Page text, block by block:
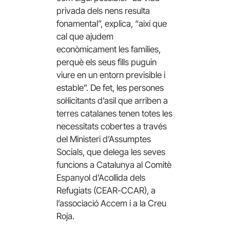
privada dels nens resulta
fonamental”, explica, “així que
cal que ajudem
econòmicament les famílies,
perquè els seus fills puguin
viure en un entorn previsible i
estable”. De fet, les persones
sol·licitants d’asil que arriben a
terres catalanes tenen totes les
necessitats cobertes a través
del Ministeri d’Assumptes
Socials, que delega les seves
funcions a Catalunya al Comitè
Espanyol d’Acollida dels
Refugiats (CEAR-CCAR), a
l’associació Accem i a la Creu
Roja.